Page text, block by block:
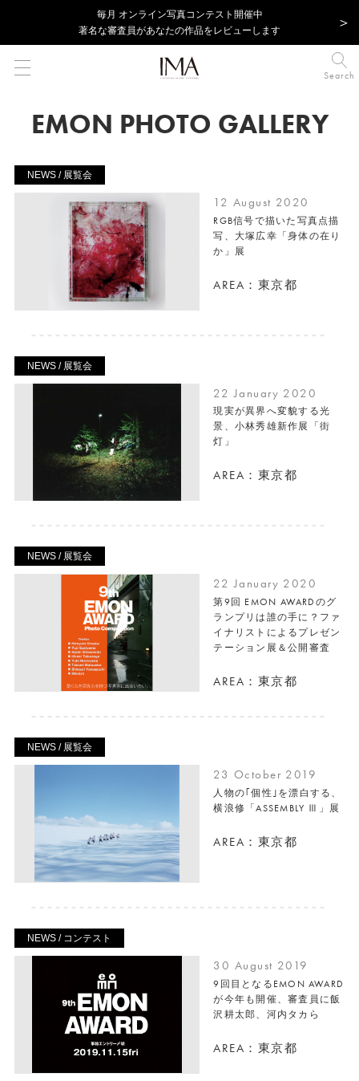
毎⽉ オンライン写真コンテスト開催中
著名な審査員があなたの作品をレビューします
Search
EMON PHOTO GALLERY
NEWS / 展覧会
12 August 2020
RGB信号で描いた写真点描
写、大塚広幸「身体の在り
か」展
AREA：東京都
NEWS / 展覧会
22 January 2020
現実が異界へ変貌する光
景、小林秀雄新作展「街
灯」
AREA：東京都
NEWS / 展覧会
22 January 2020
第9回 EMON AWARDのグ
ランプリは誰の手に？ファ
イナリストによるプレゼン
テーション展＆公開審査
AREA：東京都
NEWS / 展覧会
23 October 2019
人物の｢個性｣を漂白する、
横浪修「ASSEMBLY Ⅲ」展
AREA：東京都
NEWS / コンテスト
30 August 2019
9回目となるEMON AWARD
が今年も開催、審査員に飯
沢耕太郎、河内タカら
AREA：東京都